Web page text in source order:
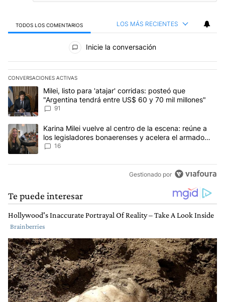
TODOS LOS COMENTARIOS LOS MÁS RECIENTES
Todos los comentarios
Inicie la conversación
CONVERSACIONES ACTIVAS
Este listado muestra los artículos con más comentarios en los
Un artículo de tendencia con el título "Milei, listo para 'atajar'
Milei, listo para 'atajar' corridas: posteó que
"Argentina tendrá entre US$ 60 y 70 mil millones"
91
Un artículo de tendencia con el título "Karina Milei vuelve al
Karina Milei vuelve al centro de la escena: reúne a
los legisladores bonaerenses y acelera el armado
para 2027
16
Gestionado por